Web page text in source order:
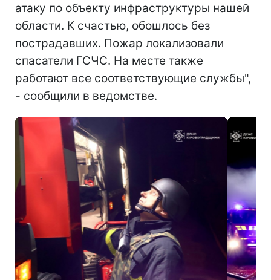
атаку по объекту инфраструктуры нашей
области. К счастью, обошлось без
пострадавших. Пожар локализовали
спасатели ГСЧС. На месте также
работают все соответствующие службы",
- сообщили в ведомстве.